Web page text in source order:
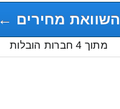
השוואת מחירים ←
מתוך 4 חברות הובלות